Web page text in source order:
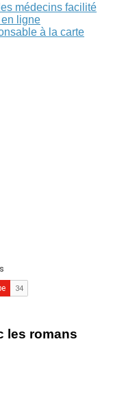
médecins facilité
ligne
à la carte
les romans